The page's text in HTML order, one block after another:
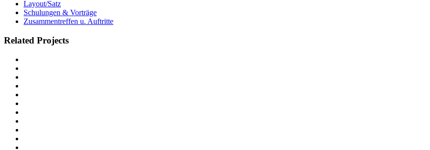
Layout/Satz
Schulungen & Vorträge
Zusammentreffen u. Auftritte
Related Projects